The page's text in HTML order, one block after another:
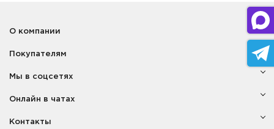
Покупателям
О компании
Мы в соцсетях
Онлайн в чатах
Контакты